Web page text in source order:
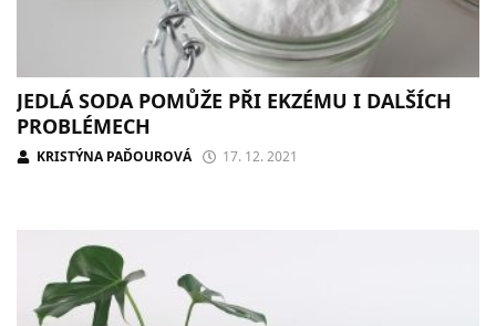
JEDLÁ SODA POMŮŽE PŘI EKZÉMU I DALŠÍCH
PROBLÉMECH
KRISTÝNA PAĎOUROVÁ 17. 12. 2021